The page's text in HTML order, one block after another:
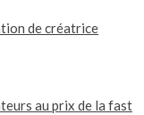
de créatrice
au prix de la fast